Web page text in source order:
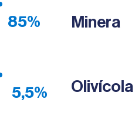
85% Minera
5,5% Olivícola